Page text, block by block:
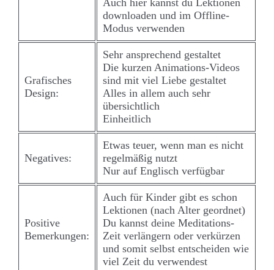
Auch hier kannst du Lektionen
downloaden und im Offline-
Modus verwenden
Grafisches
Design:
Sehr ansprechend gestaltet
Die kurzen Animations-Videos
sind mit viel Liebe gestaltet
Alles in allem auch sehr
übersichtlich
Einheitlich
Negatives:
Etwas teuer, wenn man es nicht
regelmäßig nutzt
Nur auf Englisch verfügbar
Positive
Bemerkungen:
Auch für Kinder gibt es schon
Lektionen (nach Alter geordnet)
Du kannst deine Meditations-
Zeit verlängern oder verkürzen
und somit selbst entscheiden wie
viel Zeit du verwendest